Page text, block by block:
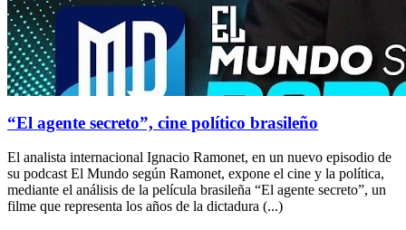
“El agente secreto”, cine político brasileño
El analista internacional Ignacio Ramonet, en un nuevo episodio de
su podcast El Mundo según Ramonet, expone el cine y la política,
mediante el análisis de la película brasileña “El agente secreto”, un
filme que representa los años de la dictadura (...)